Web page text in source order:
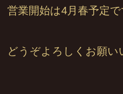
営業開始は4月春予定で
どうぞよろしくお願い